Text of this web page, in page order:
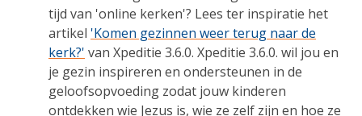
tijd van 'online kerken'? Lees ter inspiratie het
artikel 'Komen gezinnen weer terug naar de
kerk?' van Xpeditie 3.6.0. Xpeditie 3.6.0. wil jou en
je gezin inspireren en ondersteunen in de
geloofsopvoeding zodat jouw kinderen
ontdekken wie Jezus is, wie ze zelf zijn en hoe ze